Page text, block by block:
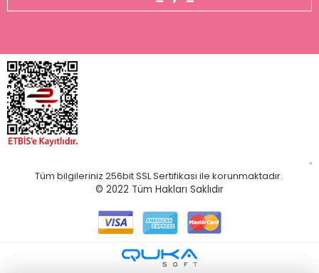
Tüm bilgileriniz 256bit SSL Sertifikası ile korunmaktadır.
© 2022 Tüm Hakları Saklıdır